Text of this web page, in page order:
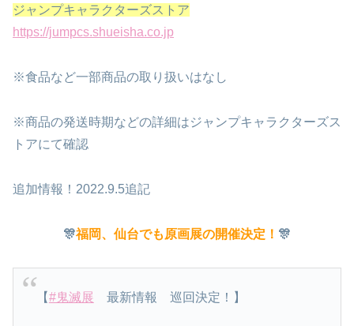
ジャンプキャラクターズストア
https://jumpcs.shueisha.co.jp
※食品など一部商品の取り扱いはなし
※商品の発送時期などの詳細はジャンプキャラクターズス
トアにて確認
追加情報！2022.9.5追記
🎊福岡、仙台でも原画展の開催決定！ 🎊
【#鬼滅展 最新情報 巡回決定！】